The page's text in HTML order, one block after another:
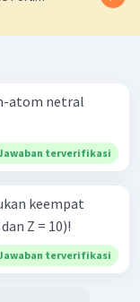
atom netral
terverifikasi
keempat
Z = 10)!
terverifikasi